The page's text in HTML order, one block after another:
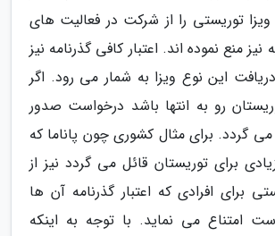
توریستی را از شرکت در فعالیت های
نیز منع نموده اند. اعتبار کافی گذرنامه نیز
این نوع ویزا به شمار می رود. اگر
رو به انتها باشد درخواست صدور
می گردد. برای مثال کشوری چون پاناما که
برای توریستان قائل می گردد نیز از
برای افرادی که اعتبار گذرنامه آن ها
3 ماه است امتناع می نماید. با توجه به اینکه